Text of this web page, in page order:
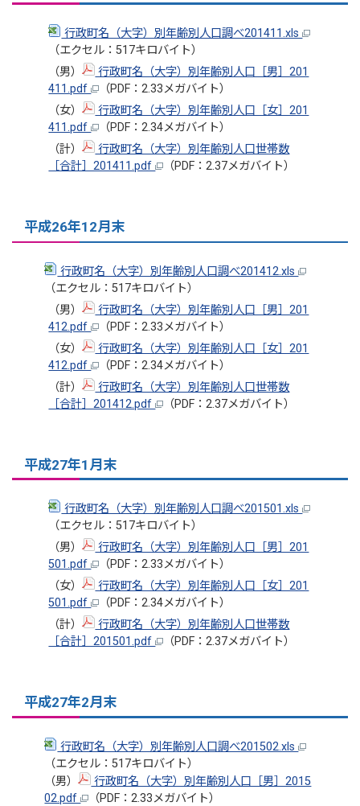
行政町名（大字）別年齢別人口調べ201411.xls
（エクセル：517キロバイト）
（男）
行政町名（大字）別年齢別人口［男］201
411.pdf
（PDF：2.33メガバイト）
（女）
行政町名（大字）別年齢別人口［女］201
411.pdf
（PDF：2.34メガバイト）
（計）
行政町名（大字）別年齢別人口世帯数
［合計］201411.pdf
（PDF：2.37メガバイト）
平成26年12月末
行政町名（大字）別年齢別人口調べ201412.xls
（エクセル：517キロバイト）
（男）
行政町名（大字）別年齢別人口［男］201
412.pdf
（PDF：2.33メガバイト）
（女）
行政町名（大字）別年齢別人口［女］201
412.pdf
（PDF：2.34メガバイト）
（計）
行政町名（大字）別年齢別人口世帯数
［合計］201412.pdf
（PDF：2.37メガバイト）
平成27年1月末
行政町名（大字）別年齢別人口調べ201501.xls
（エクセル：517キロバイト）
（男）
行政町名（大字）別年齢別人口［男］201
501.pdf
（PDF：2.33メガバイト）
（女）
行政町名（大字）別年齢別人口［女］201
501.pdf
（PDF：2.34メガバイト）
（計）
行政町名（大字）別年齢別人口世帯数
［合計］201501.pdf
（PDF：2.37メガバイト）
平成27年2月末
行政町名（大字）別年齢別人口調べ201502.xls
（エクセル：517キロバイト）
（男）
行政町名（大字）別年齢別人口［男］2015
02.pdf
（PDF：2.33メガバイト）